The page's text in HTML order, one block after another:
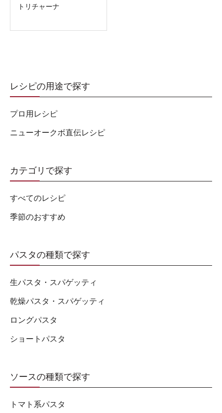
トリチャーナ
レシピの用途で探す
プロ用レシピ
ニューオークボ直伝レシピ
カテゴリで探す
すべてのレシピ
季節のおすすめ
パスタの種類で探す
生パスタ・スパゲッティ
乾燥パスタ・スパゲッティ
ロングパスタ
ショートパスタ
ソースの種類で探す
トマト系パスタ